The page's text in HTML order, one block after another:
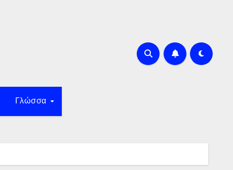
Γλώσσα